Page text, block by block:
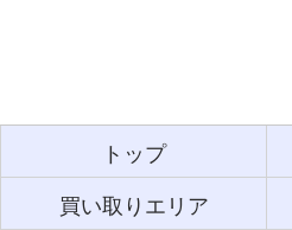
トップ
買い取りエリア